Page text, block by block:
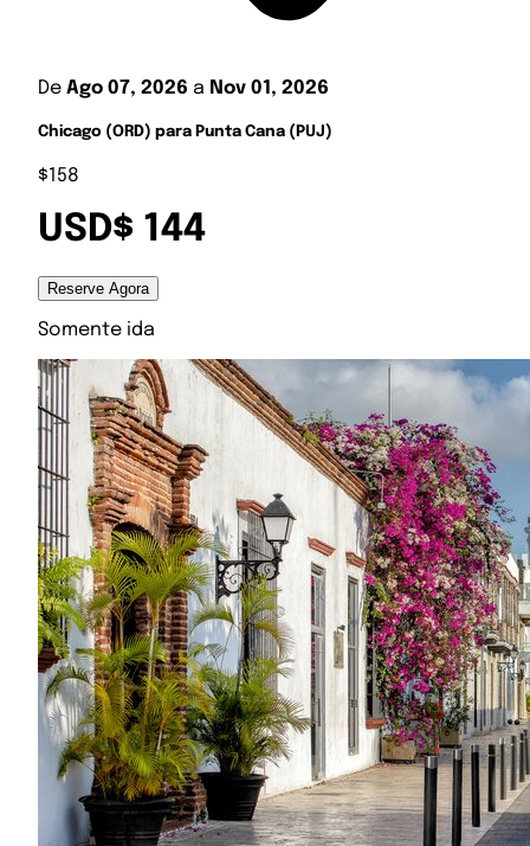
De Ago 07, 2026 a Nov 01, 2026
Chicago (ORD) para Punta Cana (PUJ)
$158
USD$ 144
Reserve Agora
Somente ida